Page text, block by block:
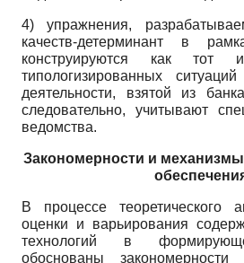
4) упражнения,
качеств-детерминант в
конструируются как тот
типологизированных
деятельности, взятой из
следовательно, учитывают
ведомства.
Закономерности и механизмы
В процессе теоретического
оценки и варьирования
технологий в
обоснованы закономерности